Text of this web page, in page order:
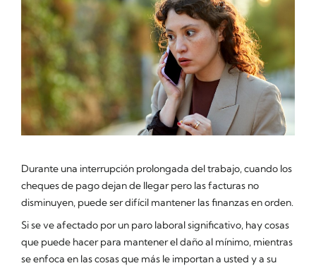
Durante una interrupción prolongada del trabajo, cuando los
cheques de pago dejan de llegar pero las facturas no
disminuyen, puede ser difícil mantener las finanzas en orden.
Si se ve afectado por un paro laboral significativo, hay cosas
que puede hacer para mantener el daño al mínimo, mientras
se enfoca en las cosas que más le importan a usted y a su